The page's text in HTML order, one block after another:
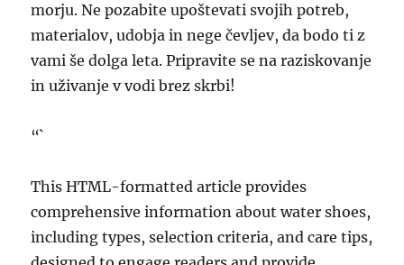
morju. Ne pozabite upoštevati svojih potreb,
materialov, udobja in nege čevljev, da bodo ti z
vami še dolga leta. Pripravite se na raziskovanje
in uživanje v vodi brez skrbi!
“`
This HTML-formatted article provides
comprehensive information about water shoes,
including types, selection criteria, and care tips,